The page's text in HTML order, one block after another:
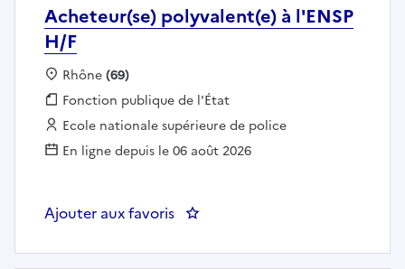
Acheteur(se) polyvalent(e) à l'ENSP
H/F
Localisation :
Rhône(69)
Fonction publique :
Fonction publique de l'État
Employeur :
Ecole nationale supérieure de police
En ligne depuis le 06 août 2026
Ajouter aux favoris : Acheteur(se) polyvalent(e) à